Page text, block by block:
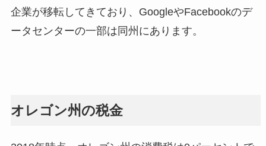
企業が移転してきており、GoogleやFacebookのデ
ータセンターの一部は同州にあります。
オレゴン州の税金